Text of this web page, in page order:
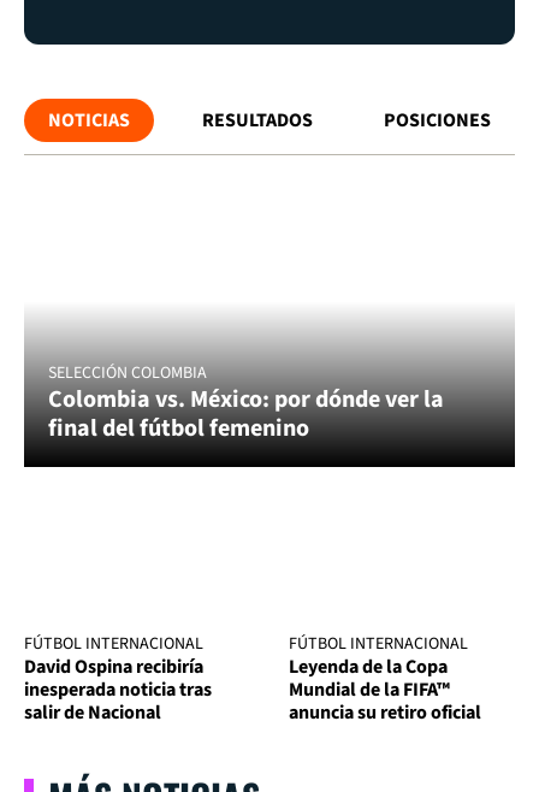
NOTICIAS RESULTADOS POSICIONES
SELECCIÓN COLOMBIA
Colombia vs. México: por dónde ver la
final del fútbol femenino
FÚTBOL INTERNACIONAL
David Ospina recibiría
inesperada noticia tras
salir de Nacional
FÚTBOL INTERNACIONAL
Leyenda de la Copa
Mundial de la FIFA™
anuncia su retiro oficial